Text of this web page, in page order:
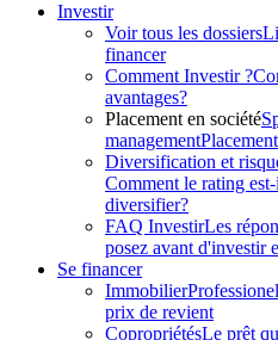
Investir
Voir tous les dossiers
financer
Comment Investir ?
avantages?
Placement en société
management
Diversification et
Comment le rating
diversifier?
FAQ InvestirLes
posez avant d'investir
Se financer
Immobilier
prix de revient
CopropriétésLe prêt